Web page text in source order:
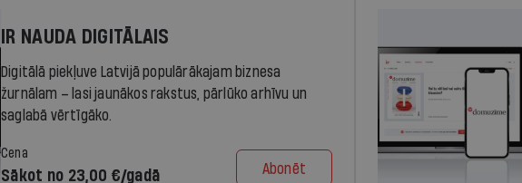
IR NAUDA DIGITĀLAIS
Digitālā piekļuve Latvijā populārākajam biznesa
žurnālam – lasi jaunākos rakstus, pārlūko arhīvu un
saglabā vērtīgāko.
Cena
Sākot no 23,00 €/gadā Abonēt